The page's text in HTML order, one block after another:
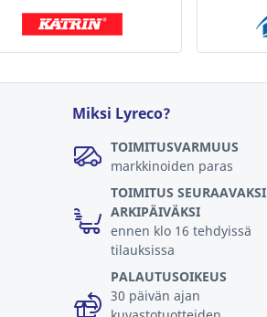
Miksi Lyreco?
TOIMITUSVARMUUS
markkinoiden paras
TOIMITUS SEURAAVAKSI
ARKIPÄIVÄKSI
ennen klo 16 tehdyissä
tilauksissa
PALAUTUSOIKEUS
30 päivän ajan